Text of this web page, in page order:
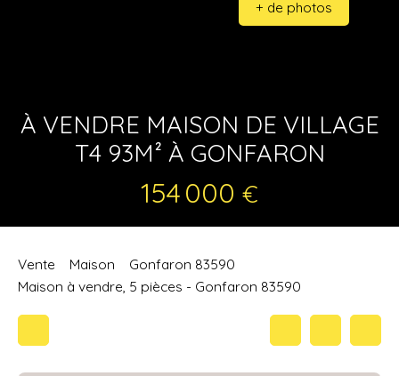
+ de photos
À VENDRE MAISON DE VILLAGE
T4 93M² À GONFARON
154 000 €
Vente Maison
Gonfaron 83590
Maison à vendre, 5 pièces - Gonfaron 83590